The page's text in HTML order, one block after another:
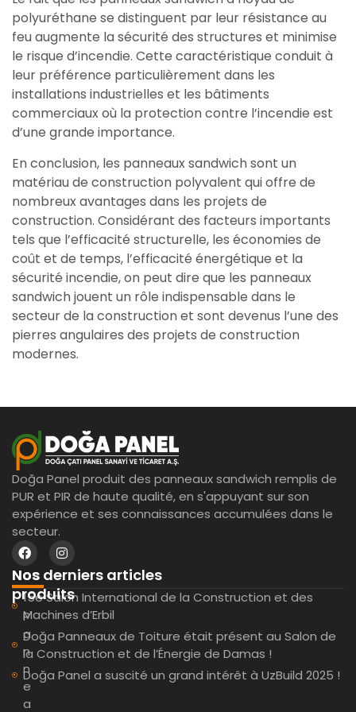
polyuréthane se distinguent par leur résistance au
feu augmente la sécurité des structures et minimise
le risque d’incendie. Cette caractéristique conduit à
leur préférence particulièrement dans les
installations industrielles et les bâtiments
commerciaux où la protection contre l’incendie est
d’une grande importance.
En conclusion, les panneaux sandwich sont un
matériau de construction polyvalent qui offre de
nombreux avantages dans les projets de
construction. Considérant des facteurs importants
tels que l’efficacité structurelle, les économies de
coût et de temps, l’efficacité énergétique et la
sécurité incendie, on peut dire que les panneaux
sandwich jouent un rôle indispensable dans le
secteur de la construction et sont devenus l’une des
pierres angulaires des projets de construction
modernes.
Doğa Panel produit des panneaux sandwich remplis de
PUR et PIR de haute qualité, en s'appuyant sur son
expérience et ses connaissances accumulées dans le
secteur.
Nos derniers articles
15e Salon International de la Construction et des
Machines d’Erbil
Doğa Panneaux de Toiture était présent au Salon de
la Construction et de l’Énergie de Damas !
Doğa Panel a suscité un grand intérêt à UzBuild 2025 !
Nos
produits
P
a
n
n
e
a